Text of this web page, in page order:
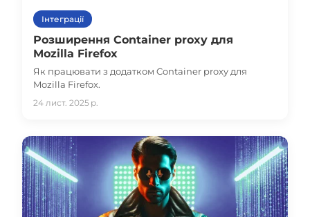
Інтеграції
Розширення Container proxy для
Mozilla Firefox
Як працювати з додатком Container proxy для
Mozilla Firefox.
24 лист. 2025 р.